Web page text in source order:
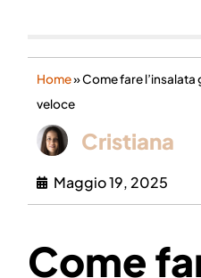
Home»Come fare
veloce
Cristiana
Maggio 19, 2025
Come